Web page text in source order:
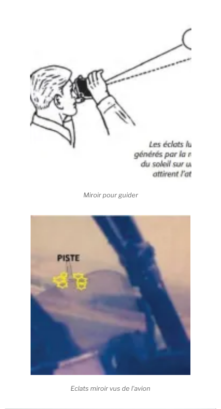
Miroir pour guider
Eclats miroir vus de l'avion